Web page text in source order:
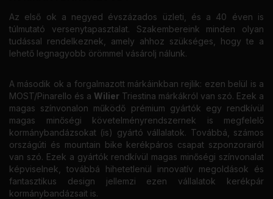
Az első ok a negyed évszázados üzleti, és a 40 éven is
túlmutató versenytapasztalat. Szakembereink minden olyan
tudással rendelkeznek, amely ahhoz szükséges, hogy te a
lehető legnagyobb örömmel vásárolj nálunk.
A második ok a forgalmazott márkáinkban rejlik: ezen belül is a
MOST/Pinarello és a Wilier Triestina márkákról van szó. Ezek a
magas színvonalon működő prémium gyártók egy rendkívül
magas minőségi követelményrendszernek is megfelelő
kormánybandázsokat (is) gyártó vállalatok. Továbbá, számos
országúti és mountain bike kerékpáros csapat szponzorairól
van szó. Ezek a gyártók rendkívül magas minőségi színvonalat
képviselnek, továbbá hihetetlenül innovatív megoldások és
fantasztikus design jellemzi ezen vállalatok kerékpár
kormánybandázsait is.